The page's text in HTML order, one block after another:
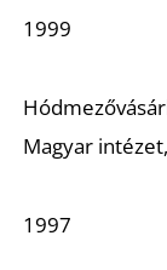
1999
Magyar
1997